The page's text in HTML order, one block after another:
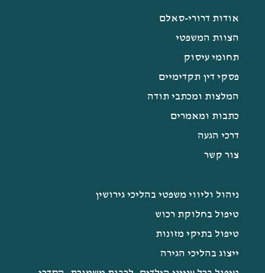
אודות דרורי-סאלם
הצוות המשפטי
תחומי עיסוק
פסקי דין תקדימיים
המלצות ומכתבי תודה
כתבות ומאמרים
דרכי הגעה
צור קשר
ניהול וליווי משפטי בהליכי גירושין
טיפול בחלוקת רכוש
טיפול בתיקי מזונות
ייצוג בהליכי הגירה